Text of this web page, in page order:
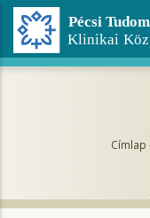
Ugrás
tartalomra
Címlap